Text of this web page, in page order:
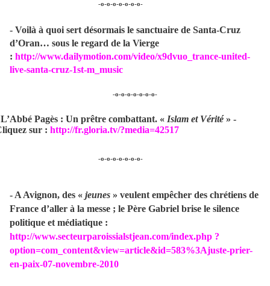
-o-o-o-o-o-o-o-
- Voilà à quoi sert désormais le sanctuaire de Santa-Cruz
d’Oran… sous le regard de la Vierge
: http://www.dailymotion.com/video/x9dvuo_trance-united-
live-santa-cruz-1st-m_music
-o-o-o-o-o-o-o-
Pagès : Un prêtre combattant. « Islam et Vérité» -
sur : http://fr.gloria.tv/?media=42517
-o-o-o-o-o-o-o-
- A Avignon, des « jeunes » veulent empêcher des chrétiens de
France d’aller à la messe ; le Père Gabriel brise le silence
politique et médiatique :
http://www.secteurparoissialstjean.com/index.php ?
option=com_content&view=article&id=583%3Ajuste-prier-
en-paix-07-novembre-2010